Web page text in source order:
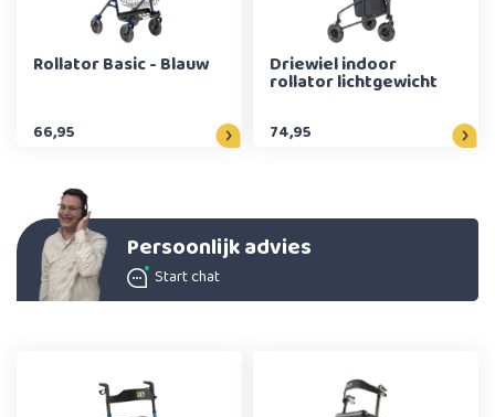
Rollator Basic - Blauw
66,95
Driewiel indoor
rollator lichtgewicht
74,95
Persoonlijk advies
Start chat